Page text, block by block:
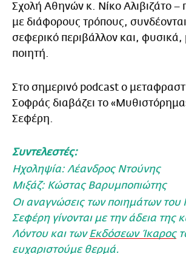
Σχολή Αθηνών κ. Νίκο Αλιβιζάτο –
με διάφορους τρόπους,
σεφερικό περιβάλλον και, φυσικά,
ποιητή.
Στο σημερινό podcast o
Σοφράς διαβάζει το
Σεφέρη.
Συντελεστές:
Ηχοληψία: Λέανδρος Ντούνης
Μιξάζ: Κώστας Βαρυμποπιώτης
Οι αναγνώσεις των ποιημάτων του
Σεφέρη γίνονται με την άδεια της
Λόντου και τωνΕκδόσεων Ίκαρος
ευχαριστούμε θερμά.